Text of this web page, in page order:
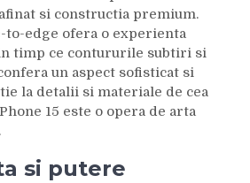
si constructia premium.
to-edge ofera o experienta
timp ce contururile subtiri si
un aspect sofisticat si
la detalii si materiale de cea
15 este o opera de arta
si putere